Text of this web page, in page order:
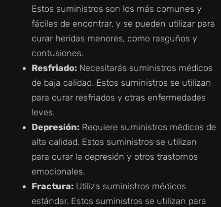
Estos suministros son los más comunes y
fáciles de encontrar, y se pueden utilizar para
curar heridas menores, como rasguños y
contusiones.
Resfriado: Necesitarás suministros médicos
de baja calidad. Estos suministros se utilizan
para curar resfriados y otras enfermedades
leves.
Depresión: Requiere suministros médicos de
alta calidad. Estos suministros se utilizan
para curar la depresión y otros trastornos
emocionales.
Fractura: Utiliza suministros médicos
estándar. Estos suministros se utilizan para